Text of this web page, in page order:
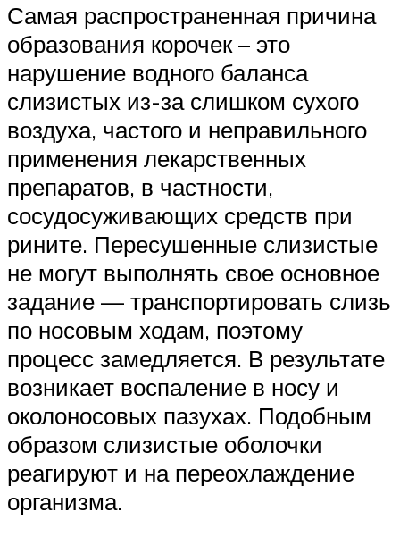
Самая распространенная причина
образования корочек – это
нарушение водного баланса
слизистых из-за слишком сухого
воздуха, частого и неправильного
применения лекарственных
препаратов, в частности,
сосудосуживающих средств при
рините. Пересушенные слизистые
не могут выполнять свое основное
задание — транспортировать слизь
по носовым ходам, поэтому
процесс замедляется. В результате
возникает воспаление в носу и
околоносовых пазухах. Подобным
образом слизистые оболочки
реагируют и на переохлаждение
организма.